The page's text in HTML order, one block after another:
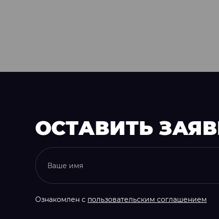
ОСТАВИТЬ
Ознакомлен с пользовательским соглашением